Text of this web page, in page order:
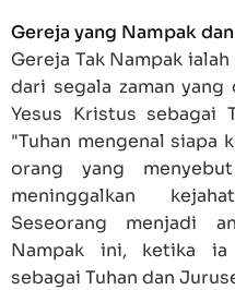
Gereja yang Nampak
Gereja Tak Nampak
dari segala zaman
Yesus Kristus sebagai
"Tuhan mengenal siapa
orang yang
meninggalkan
Seseorang menjadi
Nampak ini, ketika ia
sebagai Tuhan dan